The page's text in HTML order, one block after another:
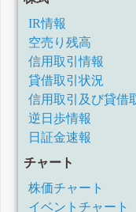
IR情報
空売り残高
信用取引情報
貸借取引状況
信用取引及び貸借
逆日歩情報
日証金速報
チャート
株価チャート
イベントチャート